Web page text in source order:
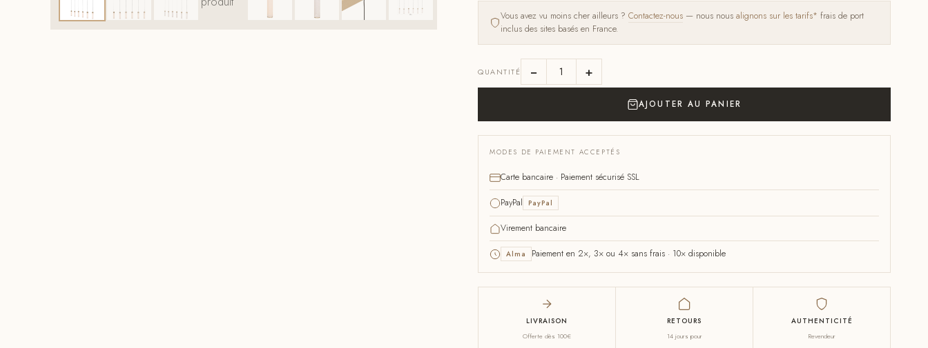
Vous avez vu moins cher ailleurs ? Contactez-nous — nous nous alignons sur les tarifs* frais de port
inclus des sites basés en France.
QUANTITÉ − +
AJOUTER AU PANIER
MODES DE PAIEMENT ACCEPTÉS
Carte bancaire · Paiement sécurisé SSL
PayPal PayPal
Virement bancaire
Alma Paiement en 2×, 3× ou 4× sans frais · 10× disponible
LIVRAISON
Offerte dès 100€
RETOURS
14 jours pour
AUTHENTICITÉ
Revendeur